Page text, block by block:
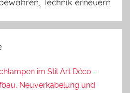
im Stil Art Déco –
Neuverkabelung und